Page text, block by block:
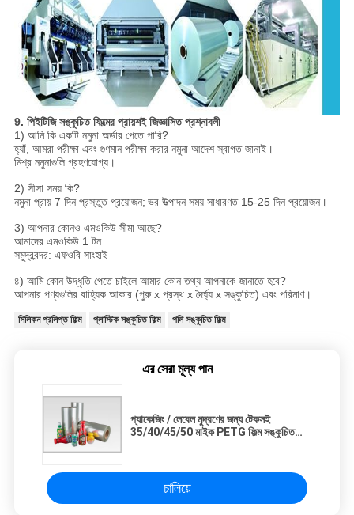
9. পিইটিজি সঙ্কুচিত ফিল্মের প্রায়শই জিজ্ঞাসিত প্রশ্নাবলী
1) আমি কি একটি নমুনা অর্ডার পেতে পারি?
হ্যাঁ, আমরা পরীক্ষা এবং গুণমান পরীক্ষা করার নমুনা আদেশ স্বাগত জানাই।
মিশ্র নমুনাগুলি গ্রহণযোগ্য।
2) সীসা সময় কি?
নমুনা প্রায় 7 দিন প্রস্তুত প্রয়োজন; ভর উত্পাদন সময় সাধারণত 15-25 দিন প্রয়োজন।
3) আপনার কোনও এমওকিউ সীমা আছে?
আমাদের এমওকিউ 1 টন
সমুদ্রবন্দর: এফওবি সাংহাই
৪) আমি কোন উদ্ধৃতি পেতে চাইলে আমার কোন তথ্য আপনাকে জানাতে হবে?
আপনার পণ্যগুলির বাহ্যিক আকার (পুরু x প্রস্থ x দৈর্ঘ্য x সঙ্কুচিত) এবং পরিমাণ।
সিলিকন প্রলিপ্ত ফিল্ম প্লাস্টিক সঙ্কুচিত ফিল্ম পলি সঙ্কুচিত ফিল্ম
এর সেরা মূল্য পান
প্যাকেজিং / লেবেল মুদ্রণের জন্য টেকসই
35/40/45/50 মাইক PETG ফিল্ম সঙ্কুচিত
চালিয়ে